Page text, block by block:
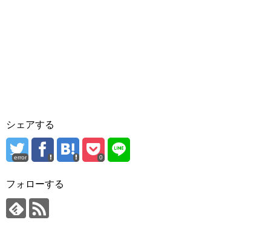
シェアする
error 0
フォローする